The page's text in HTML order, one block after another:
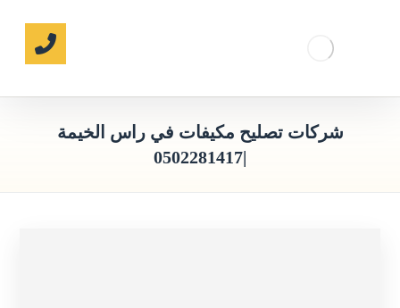
شركات تصليح مكيفات في راس الخيمة
|0502281417